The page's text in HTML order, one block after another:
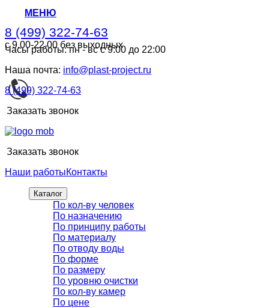
МЕНЮ
8 (499) 322-74-63
с 9.00-22.00 без выходных
8 (499) 322-74-63
с 9.00-22.00 без выходных
Часы работы: пн - вс с 9:00 до 22:00
Наша почта: info@plast-project.ru
8 (499) 322-74-63
Заказать звонок
Заказать звонок
Наши работыКонтакты
Каталог
По кол-ву человек
По назначению
По принципу работы
По материалу
По отводу воды
По форме
По размеру
По уровню очистки
По кол-ву камер
По цене